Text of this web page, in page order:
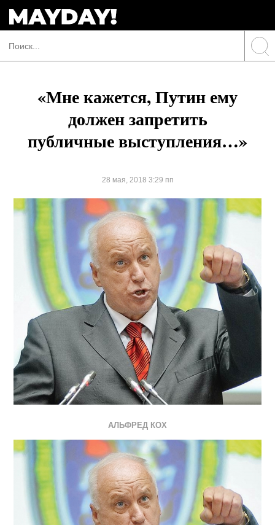
«Мне кажется, Путин ему
должен запретить
публичные выступления…»
28 мая, 2018 3:29 пп
АЛЬФРЕД КОХ